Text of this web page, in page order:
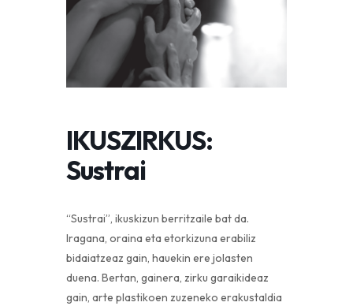
IKUSZIRKUS:
Sustrai
“Sustrai”, ikuskizun berritzaile bat da.
Iragana, oraina eta etorkizuna erabiliz
bidaiatzeaz gain, hauekin ere jolasten
duena. Bertan, gainera, zirku garaikideaz
gain, arte plastikoen zuzeneko erakustaldia